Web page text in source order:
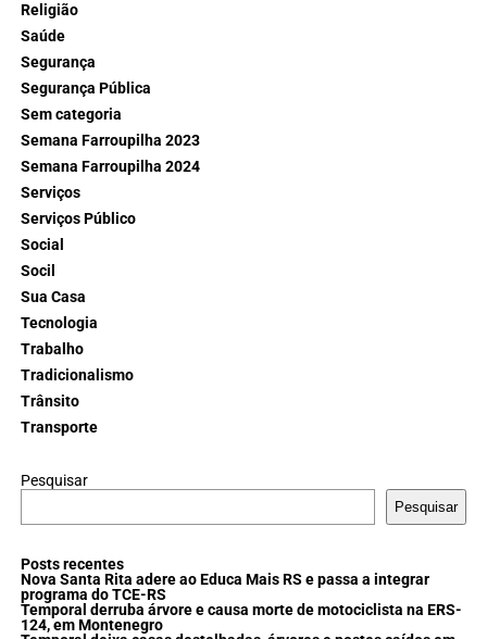
Religião
Saúde
Segurança
Segurança Pública
Sem categoria
Semana Farroupilha 2023
Semana Farroupilha 2024
Serviços
Serviços Público
Social
Socil
Sua Casa
Tecnologia
Trabalho
Tradicionalismo
Trânsito
Transporte
Pesquisar
Pesquisar
Posts recentes
Nova Santa Rita adere ao Educa Mais RS e passa a integrar
programa do TCE-RS
Temporal derruba árvore e causa morte de motociclista na ERS-
124, em Montenegro